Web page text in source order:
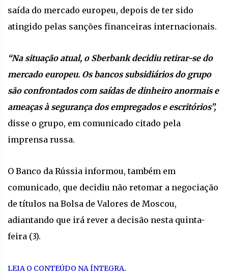
saída do mercado europeu, depois de ter sido
atingido pelas sanções financeiras internacionais.
“Na situação atual, o Sberbank decidiu retirar-se do
mercado europeu. Os bancos subsidiários do grupo
são confrontados com saídas de dinheiro anormais e
ameaças à segurança dos empregados e escritórios”,
disse o grupo, em comunicado citado pela
imprensa russa.
O Banco da Rússia informou, também em
comunicado, que decidiu não retomar a negociação
de títulos na Bolsa de Valores de Moscou,
adiantando que irá rever a decisão nesta quinta-
feira (3).
LEIA O CONTEÚDO NA ÍNTEGRA.